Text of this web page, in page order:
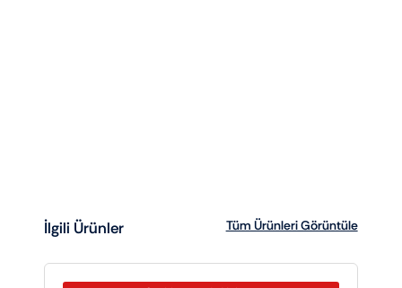
İlgili Ürünler Tüm Ürünleri Görüntüle